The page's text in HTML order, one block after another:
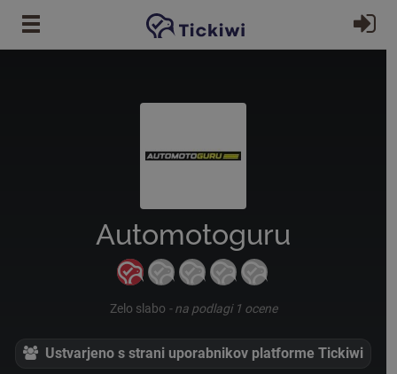
Preskoči na glavno vsebino
Automotoguru
Zelo slabo - na podlagi 1 ocene
Ustvarjeno s strani uporabnikov platforme Tickiwi